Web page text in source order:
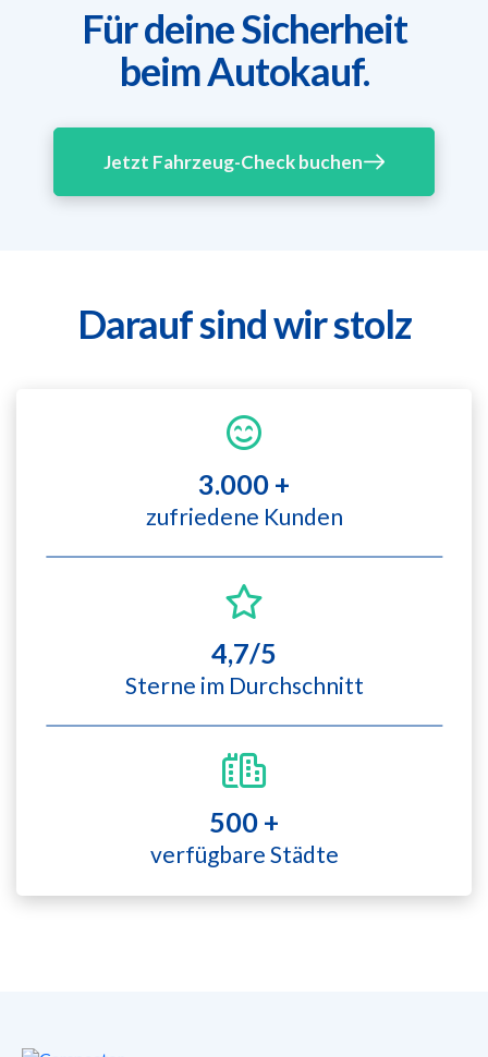
Für deine Sicherheit
beim Autokauf.
Jetzt Fahrzeug-Check buchen
Darauf sind wir stolz
3.000 +
zufriedene Kunden
4,7/5
Sterne im Durchschnitt
500 +
verfügbare Städte